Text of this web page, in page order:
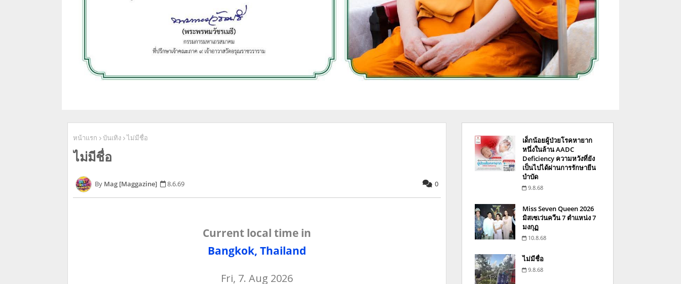
หน้าแรก บันเทิง ไม่มีชื่อ
ไม่มีชื่อ
Mag [Maggazine] 8.6.69 0
Current local time in
Bangkok, Thailand
เด็กน้อยผู้ป่วยโรคหายาก
หนึ่งในล้าน AADC
Deficiency ความหวังที่ยัง
เป็นไปได้ผ่านการรักษายีน
บำบัด
9.8.68
Miss Seven Queen 2026
มิสเซเว่นควีน 7 ตำแหน่ง 7
มงกุฏ
10.8.68
ไม่มีชื่อ
9.8.68